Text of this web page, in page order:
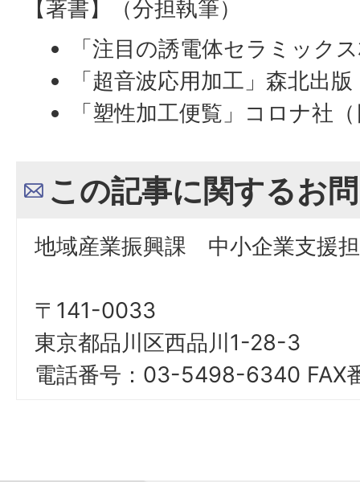
【著書】（分担執筆）
「注目の誘電体セラミック
「超音波応用加工」森北出
「塑性加工便覧」コロナ社
この記事に関するお
地域産業振興課 中小企業支援
〒141-0033
東京都品川区西品川1-28-3
電話番号：03-5498-6340